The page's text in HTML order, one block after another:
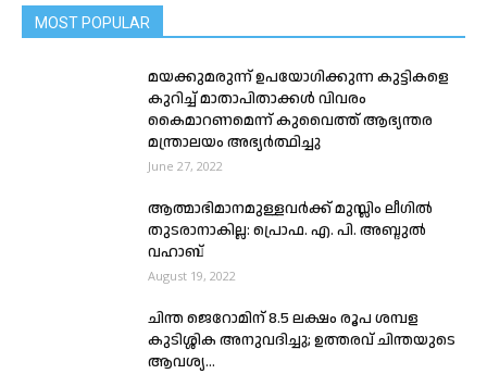
MOST POPULAR
മയക്കുമരുന്ന് ഉപയോഗിക്കുന്ന കുട്ടികളെ
കുറിച്ച് മാതാപിതാക്കൾ വിവരം
കൈമാറണമെന്ന് കുവൈത്ത് ആഭ്യന്തര
മന്ത്രാലയം അഭ്യർത്ഥിച്ചു
June 27, 2022
ആത്മാഭിമാനമുള്ളവർക്ക് മുസ്ലിം ലീഗിൽ
തുടരാനാകില്ല: പ്രൊഫ. എ. പി. അബ്ദുൽ
വഹാബ്
August 19, 2022
ചിന്ത ജെറോമിന് 8.5 ലക്ഷം രൂപ ശമ്പള
കുടിശ്ശിക അനുവദിച്ചു; ഉത്തരവ് ചിന്തയുടെ
ആവശ്യ...